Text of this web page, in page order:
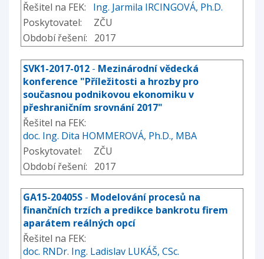
Řešitel na FEK: Ing. Jarmila IRCINGOVÁ, Ph.D.
Poskytovatel: ZČU
Období řešení: 2017
SVK1-2017-012 - Mezinárodní vědecká
konference "Příležitosti a hrozby pro
současnou podnikovou ekonomiku v
přeshraničním srovnání 2017"
Řešitel na FEK:
doc. Ing. Dita HOMMEROVÁ, Ph.D., MBA
Poskytovatel: ZČU
Období řešení: 2017
GA15-20405S - Modelování procesů na
finančních trzích a predikce bankrotu firem
aparátem reálných opcí
Řešitel na FEK:
doc. RNDr. Ing. Ladislav LUKÁŠ, CSc.